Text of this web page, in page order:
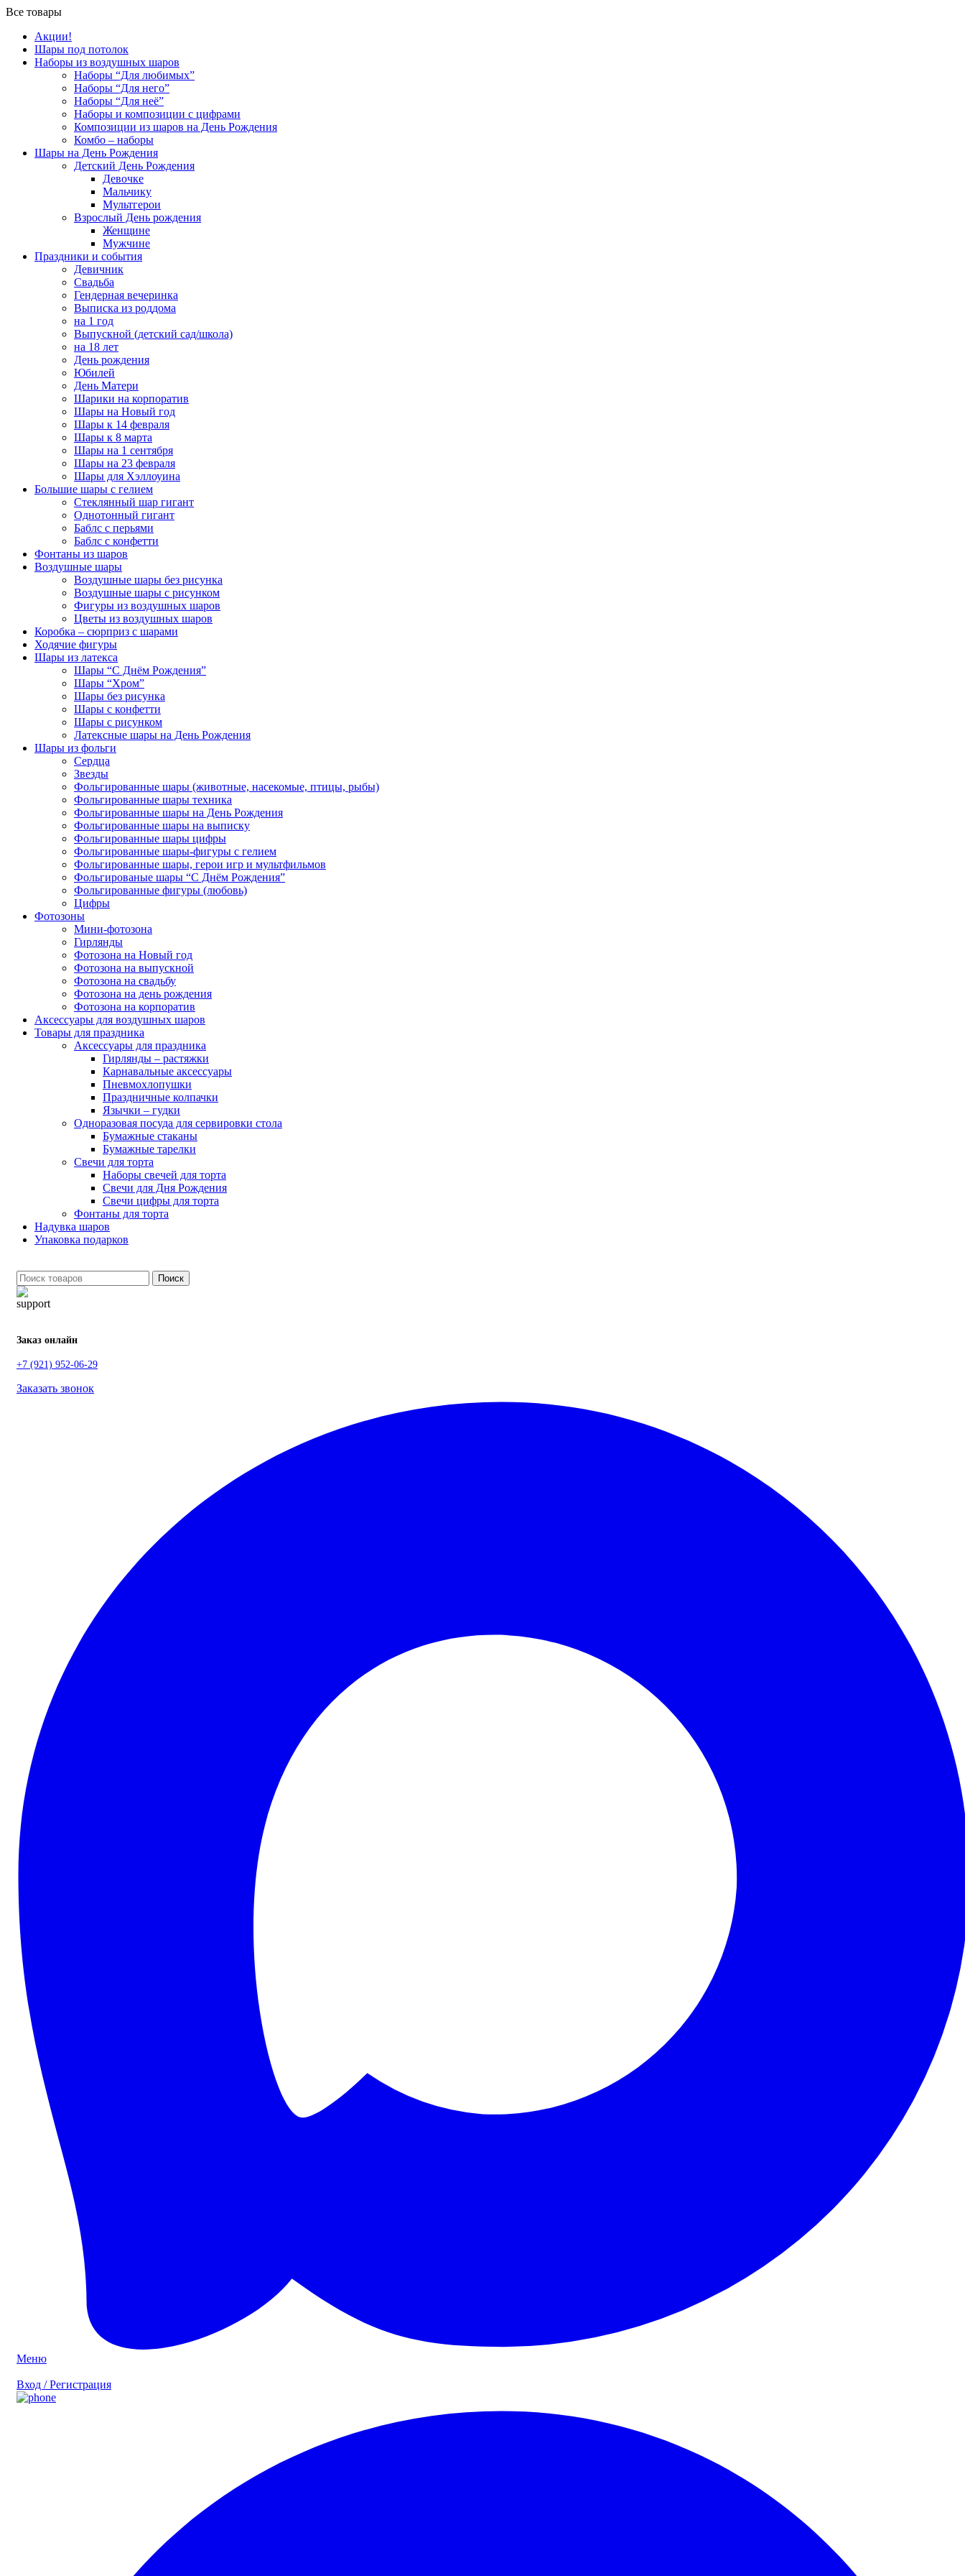
Все товары
Акции!
Шары под потолок
Наборы из воздушных шаров
Наборы “Для любимых”
Наборы “Для него”
Наборы “Для неё”
Наборы и композиции с цифрами
Композиции из шаров на День Рождения
Комбо – наборы
Шары на День Рождения
Детский День Рождения
Девочке
Мальчику
Мультгерои
Взрослый День рождения
Женщине
Мужчине
Праздники и события
Девичник
Свадьба
Гендерная вечеринка
Выписка из роддома
на 1 год
Выпускной (детский сад/школа)
на 18 лет
День рождения
Юбилей
День Матери
Шарики на корпоратив
Шары на Новый год
Шары к 14 февраля
Шары к 8 марта
Шары на 1 сентября
Шары на 23 февраля
Шары для Хэллоуина
Большие шары с гелием
Стеклянный шар гигант
Однотонный гигант
Баблс с перьями
Баблс с конфетти
Фонтаны из шаров
Воздушные шары
Воздушные шары без рисунка
Воздушные шары с рисунком
Фигуры из воздушных шаров
Цветы из воздушных шаров
Коробка – сюрприз с шарами
Ходячие фигуры
Шары из латекса
Шары “С Днём Рождения”
Шары “Хром”
Шары без рисунка
Шары с конфетти
Шары с рисунком
Латексные шары на День Рождения
Шары из фольги
Сердца
Звезды
Фольгированные шары (животные, насекомые, птицы, рыбы)
Фольгированные шары техника
Фольгированные шары на День Рождения
Фольгированные шары на выписку
Фольгированные шары цифры
Фольгированные шары-фигуры с гелием
Фольгированные шары, герои игр и мультфильмов
Фольгированые шары “С Днём Рождения”
Фольгированные фигуры (любовь)
Цифры
Фотозоны
Мини-фотозона
Гирлянды
Фотозона на Новый год
Фотозона на выпускной
Фотозона на свадьбу
Фотозона на день рождения
Фотозона на корпоратив
Аксессуары для воздушных шаров
Товары для праздника
Аксессуары для праздника
Гирлянды – растяжки
Карнавальные аксессуары
Пневмохлопушки
Праздничные колпачки
Язычки – гудки
Одноразовая посуда для сервировки стола
Бумажные стаканы
Бумажные тарелки
Свечи для торта
Наборы свечей для торта
Свечи для Дня Рождения
Свечи цифры для торта
Фонтаны для торта
Надувка шаров
Упаковка подарков
Поиск
Заказ онлайн
+7 (921) 952-06-29
Заказать звонок
Меню
Вход / Регистрация